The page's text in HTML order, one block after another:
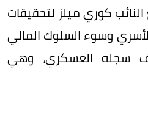
كوري ميلز لتحقيقات
وسوء السلوك المالي
سجله العسكري، وهي